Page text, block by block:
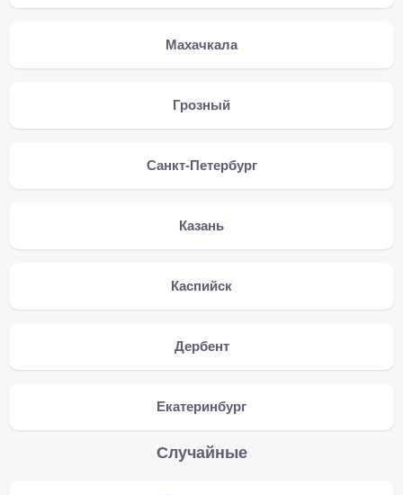
Махачкала
Грозный
Санкт-Петербург
Казань
Каспийск
Дербент
Екатеринбург
Случайные